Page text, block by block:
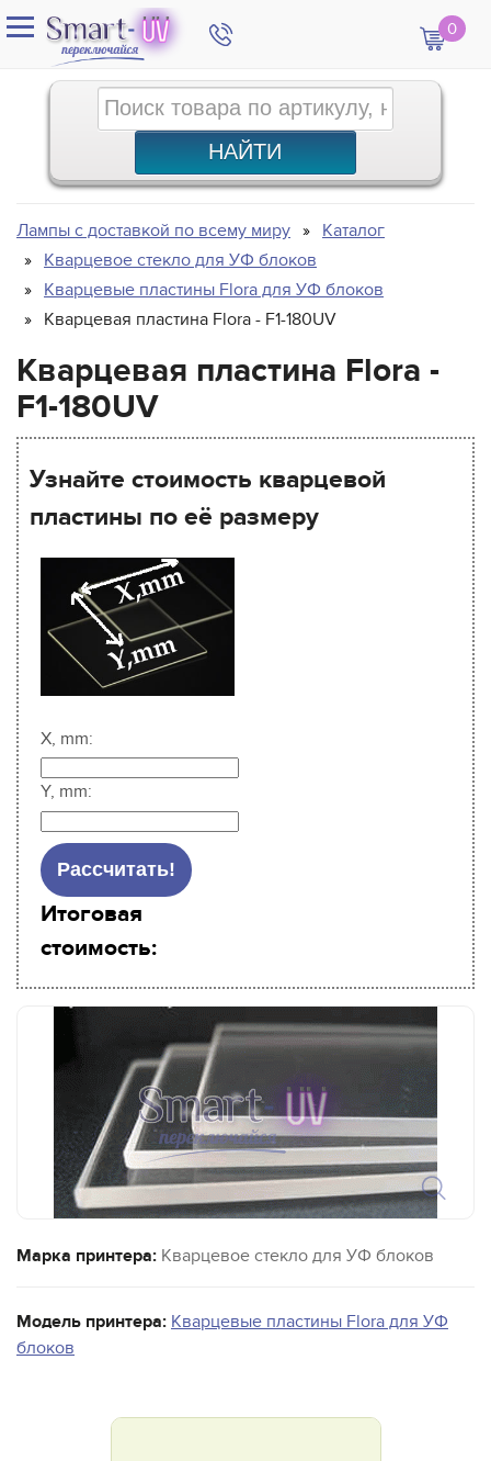
0
Лампы с доставкой по всему миру
Каталог
Кварцевое стекло для УФ блоков
Кварцевые пластины Flora для УФ блоков
Кварцевая пластина Flora - F1-180UV
Кварцевая пластина Flora -
F1-180UV
Узнайте стоимость кварцевой
пластины по её размеру
X, mm:
Y, mm:
Итоговая
стоимость:
Марка принтера: Кварцевое стекло для УФ блоков
Модель принтера: Кварцевые пластины Flora для УФ
блоков